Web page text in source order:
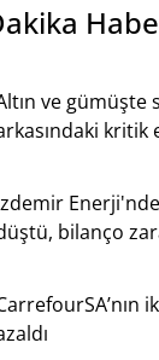
ve gümüşte
kritik
bilanço